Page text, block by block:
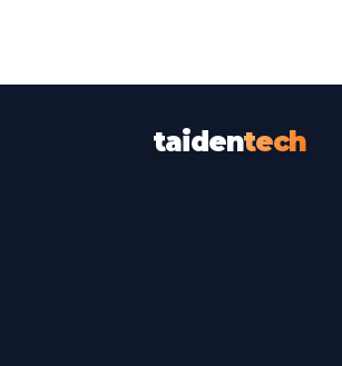
taidentech